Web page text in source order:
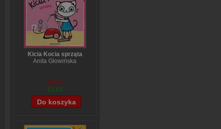
Kicia Kocia sprząta
Anita Głowińska
€3,47
€2,82